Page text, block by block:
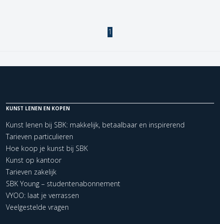
1
KUNST LENEN EN KOPEN
Kunst lenen bij SBK: makkelijk, betaalbaar en inspirerend
Tarieven particulieren
Hoe koop je kunst bij SBK
Kunst op kantoor
Tarieven zakelijk
SBK Young – studentenabonnement
VYOO: laat je verrassen
Veelgestelde vragen